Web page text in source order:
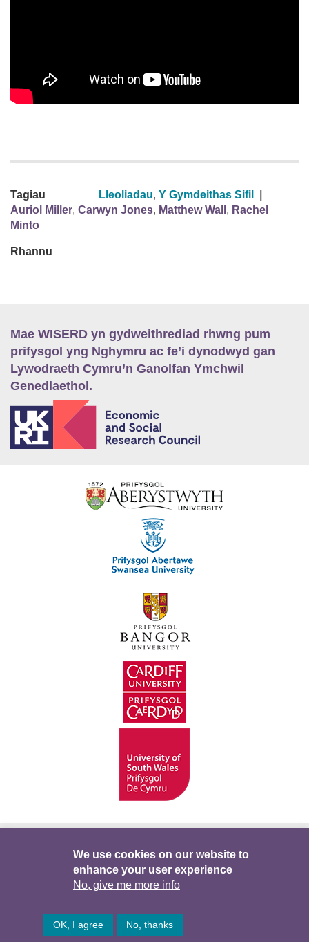
Tagiau Lleoliadau, Y Gymdeithas Sifil
Auriol Miller, Carwyn Jones, Matthew Wall , Rachel
Minto
Rhannu
Mae WISERD yn gydweithrediad rhwng pum
prifysgol yng Nghymru ac fe’i dynodwyd gan
Lywodraeth Cymru’n Ganolfan Ymchwil
Genedlaethol.
Telerau ac Amodau
We use cookies on our website to
enhance your user experience
No, give me more info
OK, I agree No, thanks